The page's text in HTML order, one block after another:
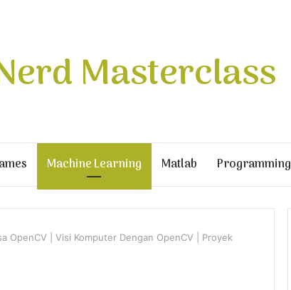
Masterclass
Machine Learning Matlab Programming
OpenCV | Visi Komputer Dengan OpenCV | Proyek